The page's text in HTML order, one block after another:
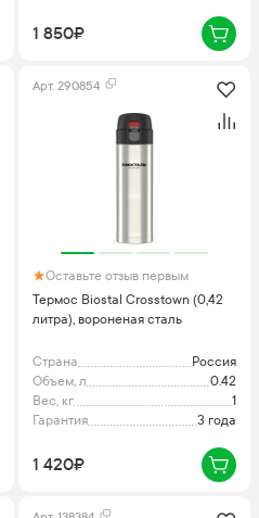
1 850₽
Арт. 290854
Оставьте отзыв первым
Термос Biostal Crosstown (0,42
литра), вороненая сталь
Страна
Россия
Объем, л
0.42
Вес, кг
1
Гарантия
3 года
1 420₽